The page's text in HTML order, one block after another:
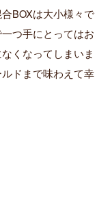
BOXは大小様々で
つ手にとってはお
くなってしまいま
ドまで味わえて幸